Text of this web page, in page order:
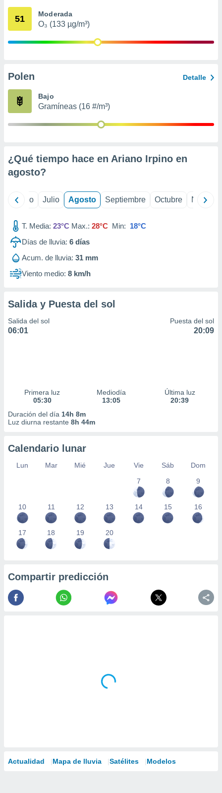
mediante
publicidad
de
51 Moderada
O₃ (133 µg/m³)
Polen Detalle
Bajo
Gramíneas (16 #/m³)
¿Qué tiempo hace en Ariano Irpino en
agosto?
Junio Julio Agosto Septiembre Octubre
T. Media: 23°C Max.: 28°C Min: 18°C
Días de lluvia: 6 días
Acum. de lluvia: 31 mm
Viento medio: 8 km/h
Salida y Puesta del sol
Salida del sol
06:01
Puesta del sol
20:09
Primera luz
05:30
Mediodía
13:05
Última luz
20:39
Duración del día 14h 8m
Luz diurna restante 8h 44m
Calendario lunar
Lun Mar Mié Jue Vie Sáb
Dom
7
8 9
10 11 12 13 14 15 16
17 18 19 20
Compartir predicción
Actualidad Mapa de lluvia Satélites Modelos